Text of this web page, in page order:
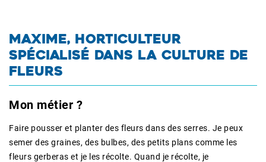
MAXIME, HORTICULTEUR
SPÉCIALISÉ DANS LA CULTURE DE
FLEURS
Mon métier ?
Faire pousser et planter des fleurs dans des serres. Je peux
semer des graines, des bulbes, des petits plans comme les
fleurs gerberas et je les récolte. Quand je récolte, je